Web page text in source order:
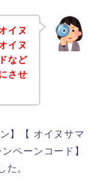
イヌ
イヌ
など
させ
】【 オイヌサマ
ペーンコード】
た。